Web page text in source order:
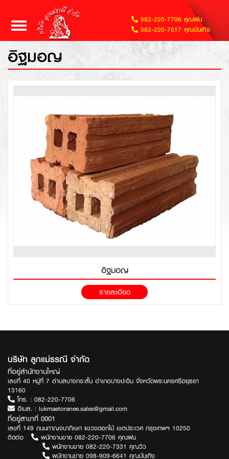
Toggle
navigation
082-220-7706 คุณฝน
082-220-7617 คุณบันเทิง
อิฐมอญ
อิฐมอญ
รายละเอียด
บริษัท ลูกแม่ธรณี จำกัด
ที่อยู่สำนักงานใหญ่
เลขที่ 40 หมู่ที่ 7 ตำบลบางกระสั้น อำเภอบางปะอิน จังหวัดพระนครศรีอยุธยา
13160
โทร. : 082-220-7706
อีเมล. : lukmaetoranee.sales@gmail.com
ที่อยู่สาขาที่ 0001
เลขที่ 149 ถนนกาญจนาภิเษก แขวงดอกไม้ เขตประเวศ กรุงเทพฯ 10250
ติดต่อ
พนักงานขาย 082-220-7706 คุณฝน
พนักงานขาย 082-220-7331 คุณวิว
พนักงานขาย 098-909-6641 คุณบันเทิง